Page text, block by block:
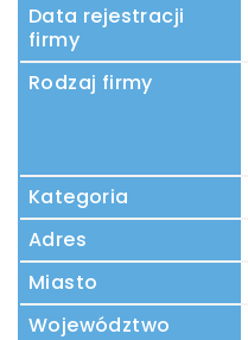
Data rejestracji
firmy
Rodzaj firmy
Kategoria
Adres
Miasto
Województwo